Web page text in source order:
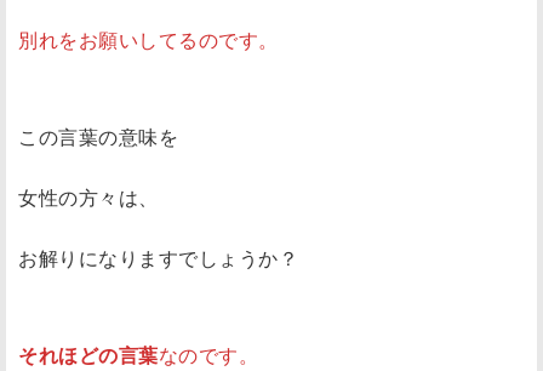
別れをお願いしてるのです。
この言葉の意味を
女性の方々は、
お解りになりますでしょうか？
それほどの言葉なのです。